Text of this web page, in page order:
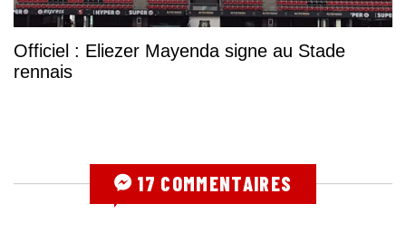
Officiel : Eliezer Mayenda signe au Stade
rennais
17 COMMENTAIRES